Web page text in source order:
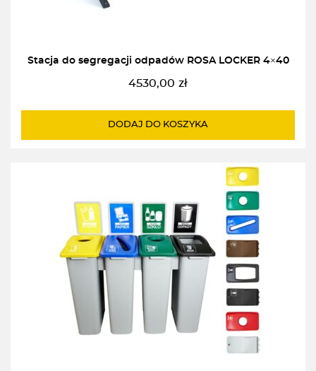
Stacja do segregacji odpadów ROSA LOCKER 4×40
4530,00 zł
DODAJ DO KOSZYKA